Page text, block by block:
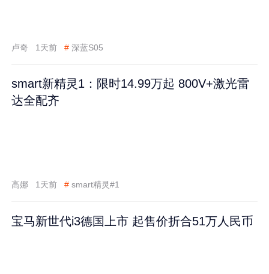
卢奇 1天前 # 深蓝S05
smart新精灵1：限时14.99万起 800V+激光雷
达全配齐
高娜 1天前 # smart精灵#1
宝马新世代i3德国上市 起售价折合51万人民币